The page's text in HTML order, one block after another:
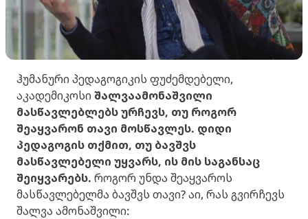
ჰუმანური პედაგოგიკის ფუძემდებელი,
აკადემიკოსი შალვაამონაშვილი
მასწავლებლებს ურჩევს, თუ როგორ
შეაყვარონ თავი მოსწავლეს. დიდი
პედაგოგის თქმით, თუ ბავშვს
მასწავლებელი უყვარს, ის მის საგანსაც
შეიყვარებს. როგორ უნდა შეაყვაროს
მასწავლებელმა ბავშვს თავი? აი, რას გვირჩევს
შალვა ამონაშვილი: